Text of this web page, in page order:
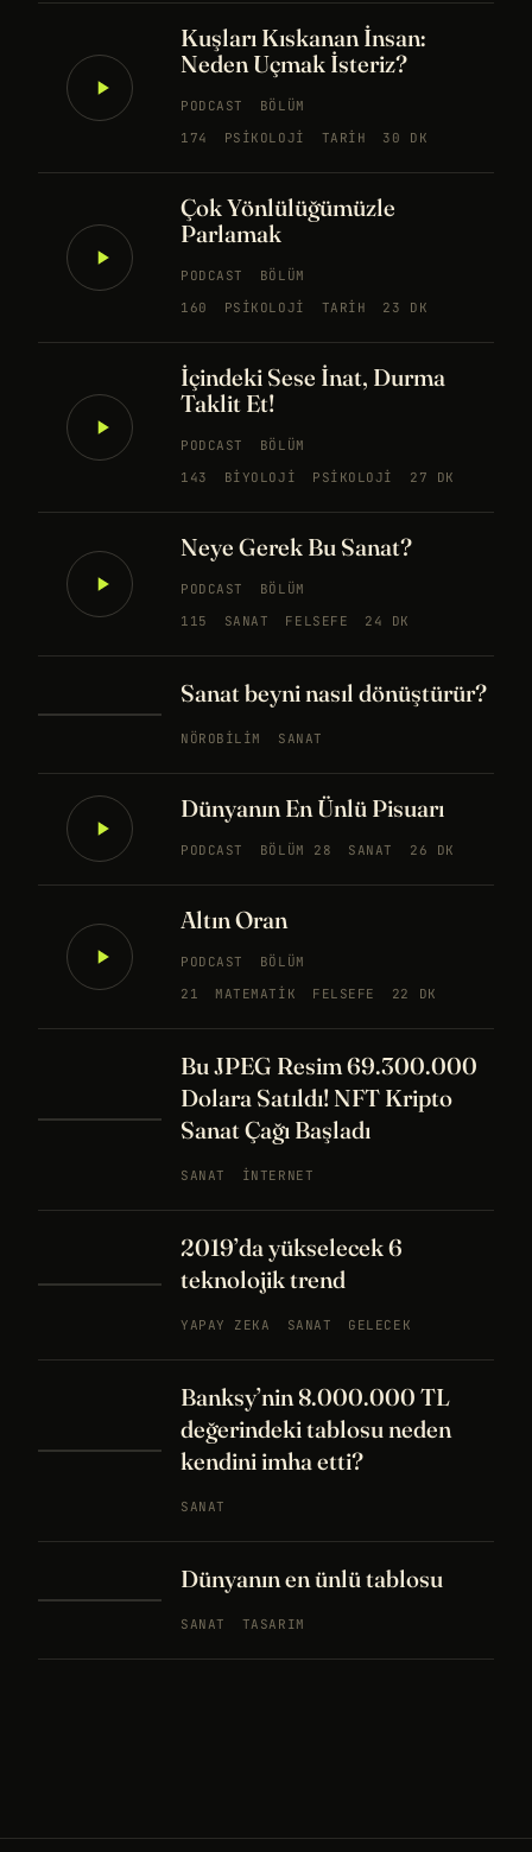
Kuşları Kıskanan İnsan:
Neden Uçmak İsteriz?
PODCAST
BÖLÜM
174
PSIKOLOJI TARIH 30 DK
Çok Yönlülüğümüzle
Parlamak
PODCAST
BÖLÜM
160
PSIKOLOJI TARIH 23 DK
İçindeki Sese İnat, Durma
Taklit Et!
PODCAST
BÖLÜM
143
BIYOLOJI PSIKOLOJI 27 DK
Neye Gerek Bu Sanat?
PODCAST
BÖLÜM
115
SANAT FELSEFE 24 DK
Sanat beyni nasıl dönüştürür?
NÖROBILIM SANAT
Dünyanın En Ünlü Pisuarı
PODCAST BÖLÜM 28 SANAT 26 DK
Altın Oran
PODCAST
BÖLÜM
21
MATEMATIK FELSEFE 22 DK
Bu JPEG Resim 69.300.000
Dolara Satıldı! NFT Kripto
Sanat Çağı Başladı
SANAT İNTERNET
2019’da yükselecek 6
teknolojik trend
YAPAY ZEKA SANAT GELECEK
Banksy’nin 8.000.000 TL
değerindeki tablosu neden
kendini imha etti?
SANAT
Dünyanın en ünlü tablosu
SANAT TASARIM